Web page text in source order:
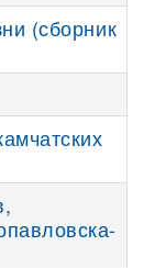
(сборник